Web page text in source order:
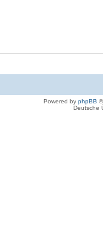
Powered by phpBB
Deutsche